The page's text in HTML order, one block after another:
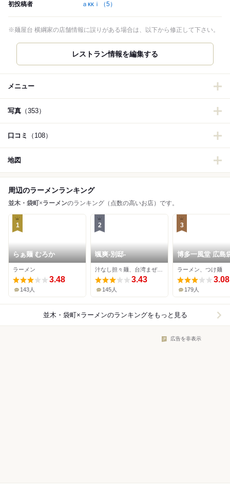
初投稿者 ａκκｉ （5）
※麺屋台 横綱家の店舗情報に誤りがある場合は、以下から修正して下さい。
レストラン情報を編集する
メニュー
写真 （353）
口コミ （108）
地図
周辺のラーメンランキング
並木・袋町×ラーメンのランキング（点数の高いお店）です。
1
らぁ麺 むろか
ラーメン
3.48
143人
2
颯爽-別邸-
汁なし担々麺、台湾まぜそば、油そば・まぜそば
3.43
145人
3
博多一風堂 広島
店
ラーメン、つけ麺
3.08
179人
並木・袋町×ラーメンのランキングをもっと見る
広告を非表示